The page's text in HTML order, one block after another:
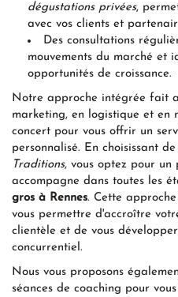
dégustations privées,
avec vos clients et
Des consultations
mouvements du marché et
opportunités de croissance.
Notre approche intégrée fait
marketing, en logistique et en
concert pour vous offrir un
personnalisé. En choisissant
Traditions, vous optez pour un
accompagne dans toutes les
gros à Rennes. Cette
vous permettre d'accroître
clientèle et de vous
concurrentiel.
Nous vous proposons
séances de coaching pour